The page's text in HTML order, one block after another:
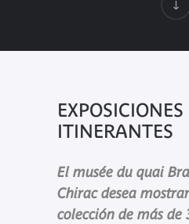
EXPOSICIONES
ITINERANTES
El musée du quai
Chirac desea
colección de más de